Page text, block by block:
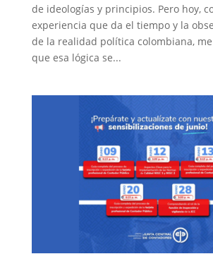
de ideologías y principios. Pero hoy,
experiencia que da el tiempo y la
de la realidad política colombiana,
que esa lógica se...